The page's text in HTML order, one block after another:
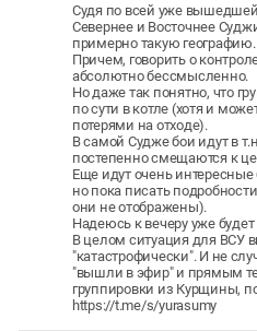
Судя по всей уже
Севернее и Восточнее
примерно такую географию.
Причем, говорить о
абсолютно бессмысленно.
Но даже так понятно, что
по сути в котле (хотя и
потерями на отходе).
В самой Судже бои идут в
постепенно смещаются к
Еще идут очень
но пока писать подробности
они не отображены).
Надеюсь к вечеру уже
В целом ситуация для ВСУ
"катастрофически". И не
"вышли в эфир" и прямым
группировки из Курщины,
https://t.me/s/yurasumy